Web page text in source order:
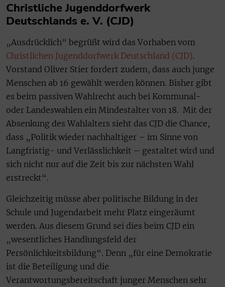
Christliche Jugenddorfwerk
Deutschlands e. V. (CJD)
„Ausdrücklich“ begrüßt wird das Vorhaben vom
Christlichen Jugenddorfwerk Deutschland (CJD).
Vorstand Oliver Stier fordert zudem, dass auch junge
Menschen ab 16 gewählt werden können. Bisher gibt
es beim passiven Wahlrecht auch bei Kommunal-
oder Landeswahlen ein Mindestalter von 18. Mit der
Absenkung des Wahlalters sieht das CJD die Chance,
dass „Politik wieder nachhaltiger – im Sinne von
Langfristig- und Verlässlichkeit – gestaltet wird und
sich nicht nur auf die Zeit bis zur nächsten Wahl
erstreckt“.
Gleichzeitig müsse aber politische Bildung in der
Schule und Jugendarbeit mehr Platz eingeräumt
werden. Aus diesem Grund sei dies beim CJD ein
„wesentliches Handlungsfeld der
Persönlichkeitsbildung“. Denn „für eine Demokratie
ist die Beteiligung und die
Verantwortungsbereitschaft junger Menschen sehr